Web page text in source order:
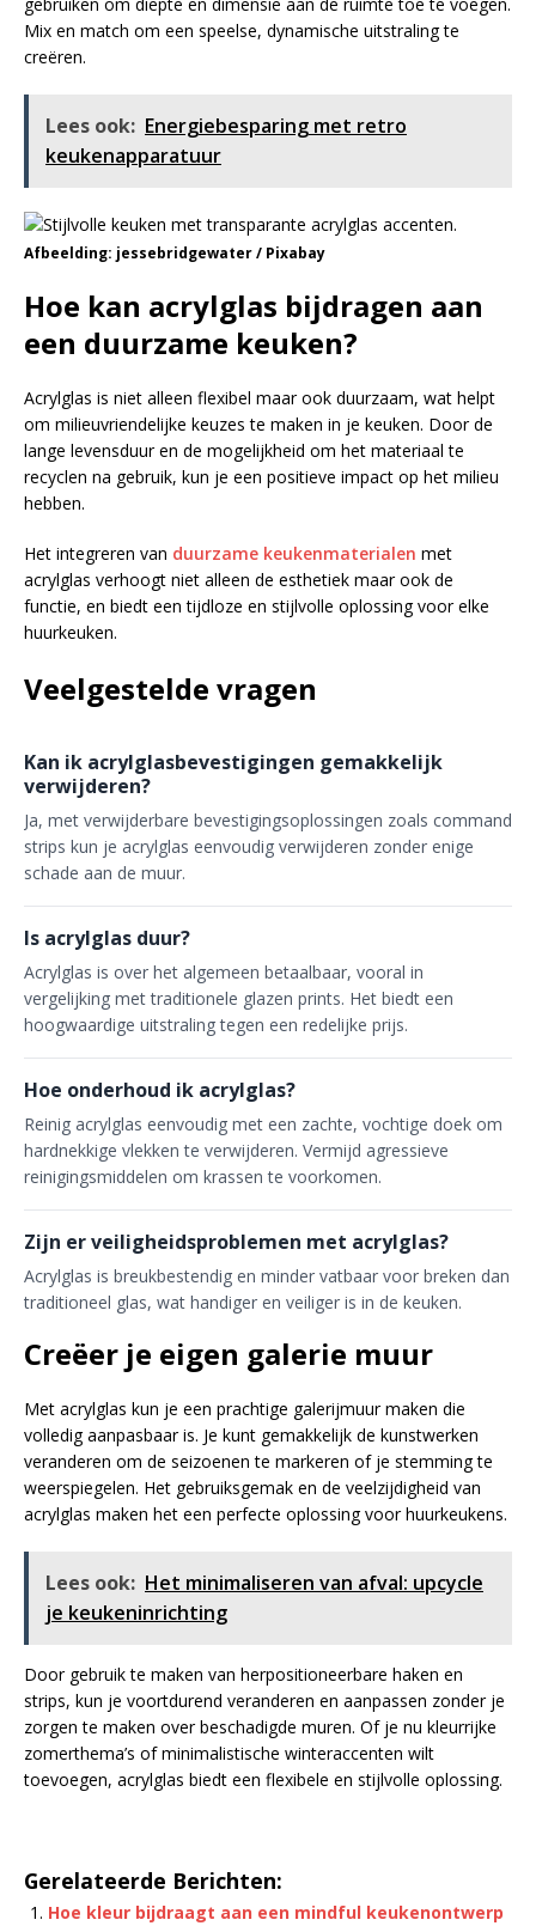
Mix en match om een speelse, dynamische uitstraling te
creëren.
Lees ook: Energiebesparing met retro
keukenapparatuur
Afbeelding: jessebridgewater / Pixabay
Hoe kan acrylglas bijdragen aan
een duurzame keuken?
Acrylglas is niet alleen flexibel maar ook duurzaam, wat helpt
om milieuvriendelijke keuzes te maken in je keuken. Door de
lange levensduur en de mogelijkheid om het materiaal te
recyclen na gebruik, kun je een positieve impact op het milieu
hebben.
Het integreren van duurzame keukenmaterialen met
acrylglas verhoogt niet alleen de esthetiek maar ook de
functie, en biedt een tijdloze en stijlvolle oplossing voor elke
huurkeuken.
Veelgestelde vragen
Kan ik acrylglasbevestigingen gemakkelijk
verwijderen?
Ja, met verwijderbare bevestigingsoplossingen zoals command
strips kun je acrylglas eenvoudig verwijderen zonder enige
schade aan de muur.
Is acrylglas duur?
Acrylglas is over het algemeen betaalbaar, vooral in
vergelijking met traditionele glazen prints. Het biedt een
hoogwaardige uitstraling tegen een redelijke prijs.
Hoe onderhoud ik acrylglas?
Reinig acrylglas eenvoudig met een zachte, vochtige doek om
hardnekkige vlekken te verwijderen. Vermijd agressieve
reinigingsmiddelen om krassen te voorkomen.
Zijn er veiligheidsproblemen met acrylglas?
Acrylglas is breukbestendig en minder vatbaar voor breken dan
traditioneel glas, wat handiger en veiliger is in de keuken.
Creëer je eigen galerie muur
Met acrylglas kun je een prachtige galerijmuur maken die
volledig aanpasbaar is. Je kunt gemakkelijk de kunstwerken
veranderen om de seizoenen te markeren of je stemming te
weerspiegelen. Het gebruiksgemak en de veelzijdigheid van
acrylglas maken het een perfecte oplossing voor huurkeukens.
Lees ook: Het minimaliseren van afval: upcycle
je keukeninrichting
Door gebruik te maken van herpositioneerbare haken en
strips, kun je voortdurend veranderen en aanpassen zonder je
zorgen te maken over beschadigde muren. Of je nu kleurrijke
zomerthema’s of minimalistische winteraccenten wilt
toevoegen, acrylglas biedt een flexibele en stijlvolle oplossing.
Gerelateerde Berichten:
Hoe kleur bijdraagt aan een mindful keukenontwerp